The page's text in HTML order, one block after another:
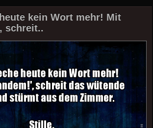
kein Wort mehr! Mit
schreit..